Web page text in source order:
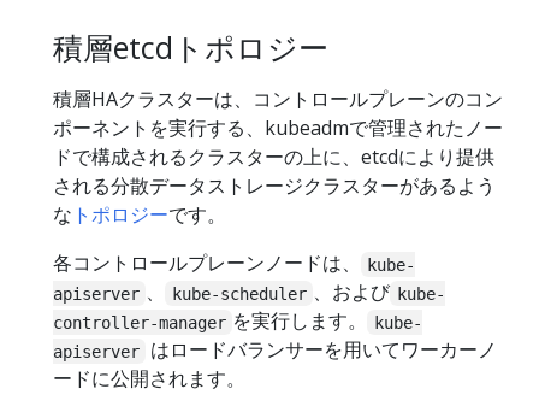
積層etcdトポロジー
積層HAクラスターは、コントロールプレーンのコン
ポーネントを実行する、kubeadmで管理されたノー
ドで構成されるクラスターの上に、etcdにより提供
される分散データストレージクラスターがあるよう
な トポロジーです。
各コントロールプレーンノードは、
kube-
apiserver 、 kube-scheduler 、および kube-
controller-manager を実行します。
kube-
apiserver
はロードバランサーを用いてワーカーノ
ードに公開されます。